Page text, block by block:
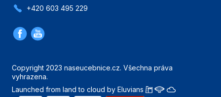
+420 603 495 229
Copyright 2023 naseucebnice.cz. Všechna práva
vyhrazena.
Launched from land to cloud by Eluvians